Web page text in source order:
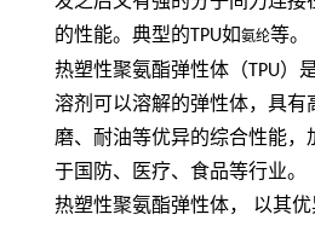
的性能。典型的TPU如氨纶等。
热塑性聚氨酯弹性体（TPU）
溶剂可以溶解的弹性体，具有
磨、耐油等优异的综合性能，
于国防、医疗、食品等行业。
热塑性聚氨酯弹性体，
以其